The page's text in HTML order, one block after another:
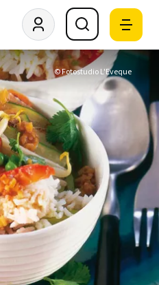
© Fotostudio L'Eveque